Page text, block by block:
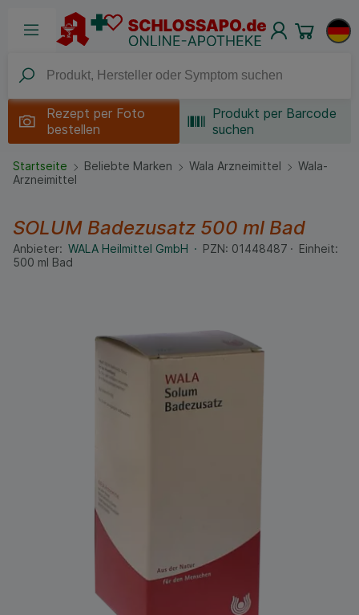
Rezept per Foto
bestellen
Produkt per Barcode
suchen
Startseite Beliebte Marken Wala Arzneimittel
Wala-
Arzneimittel
SOLUM Badezusatz 500 ml Bad
Anbieter: WALA Heilmittel GmbH PZN: 01448487
Einheit:
500 ml Bad